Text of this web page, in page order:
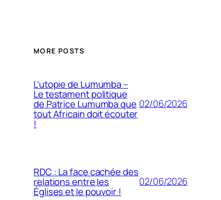
MORE POSTS
L’utopie de Lumumba –
Le testament politique
de Patrice Lumumba que
tout Africain doit écouter
!
02/06/2026
RDC : La face cachée des
relations entre les
Églises et le pouvoir !
02/06/2026